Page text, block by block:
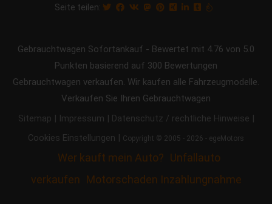
Seite teilen:
Gebrauchtwagen Sofortankauf - Bewertet mit 4.76 von 5.0
Punkten basierend auf 300 Bewertungen
Gebrauchtwagen verkaufen. Wir kaufen alle Fahrzeugmodelle.
Verkaufen Sie Ihren Gebrauchtwagen
Sitemap | Impressum | Datenschutz / rechtliche Hinweise |
Cookies Einstellungen | Copyright © 2005 - 2026 - egeMotors
Wer kauft mein Auto? Unfallauto
verkaufen
Motorschaden Inzahlungnahme